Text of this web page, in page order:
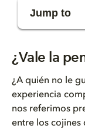
Jump to
Dolby
¿Vale la
¿A quién no le
experiencia
nos referimos
entre los cojines